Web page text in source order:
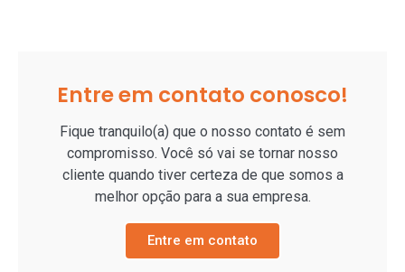
Entre em contato conosco!
Fique tranquilo(a) que o nosso contato é sem
compromisso. Você só vai se tornar nosso
cliente quando tiver certeza de que somos a
melhor opção para a sua empresa.
Entre em contato